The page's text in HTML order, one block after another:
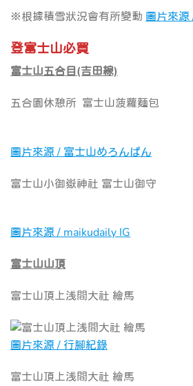
※根據積雪狀況會有所變動 圖片來
登富士山必買
富士山五合目(吉田線)
五合園休憩所 富士山菠蘿麵包
圖片來源 / 富士山めろんぱん
富士山小御嶽神社 富士山御守
圖片來源 / maikudaily IG
富士山山頂
富士山頂上浅間大社 繪馬
圖片來源 / 行腳紀錄
富士山頂上浅間大社 繪馬